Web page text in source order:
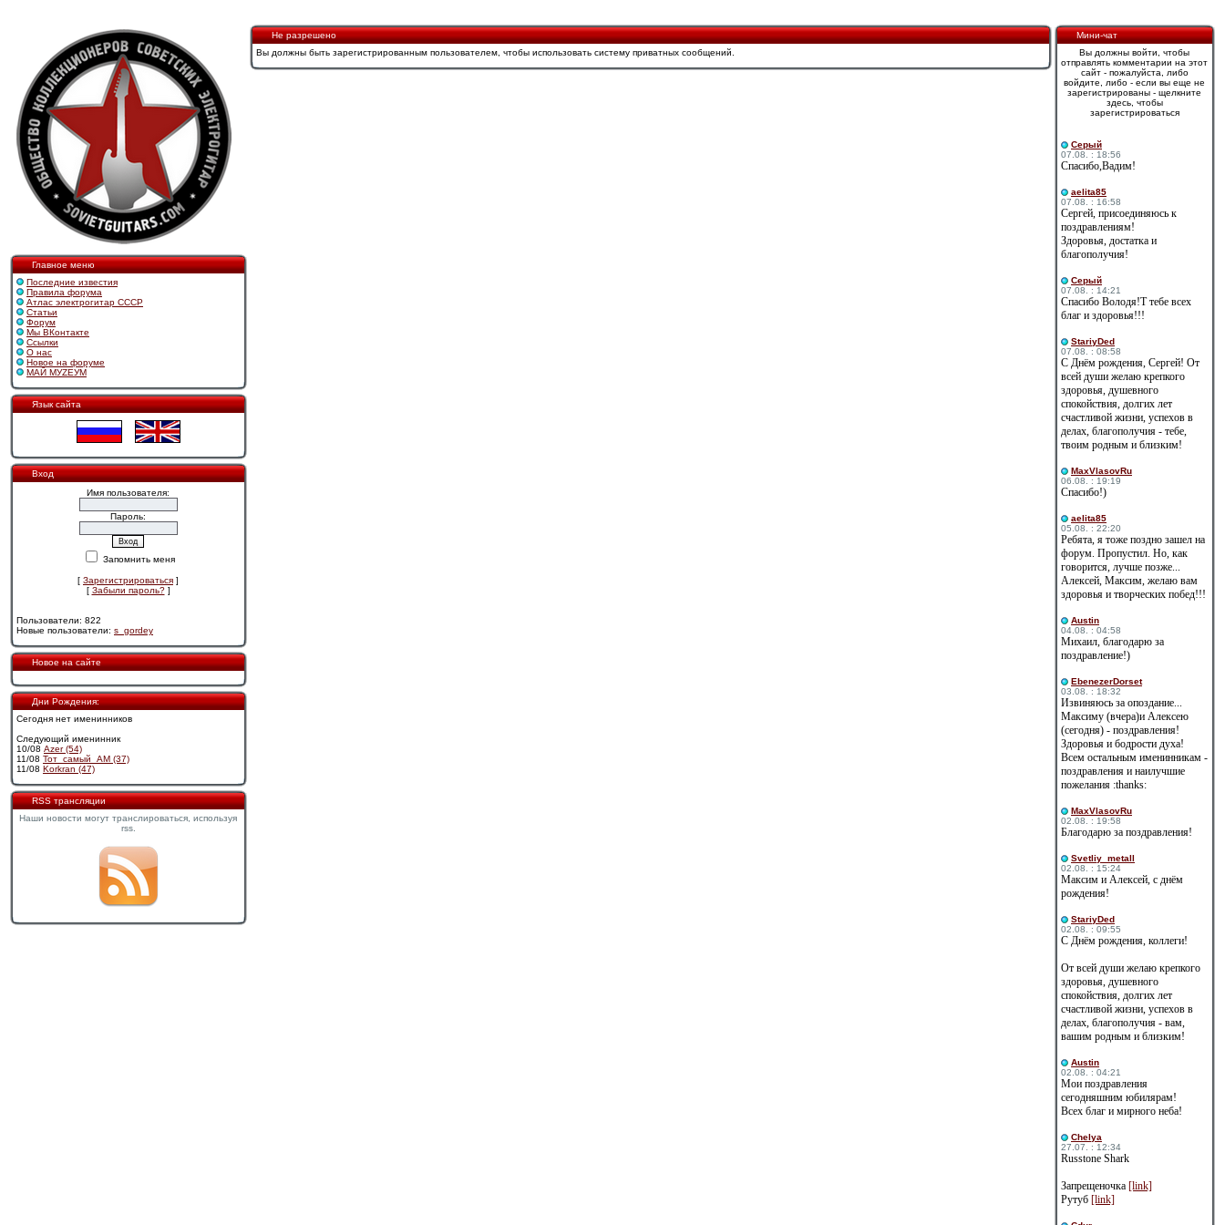
Главное меню
Последние известия
Правила форума
Атлас электрогитар СССР
Статьи
Форум
Мы ВКонтакте
Ссылки
О нас
Новое на форуме
МАЙ МУZЕУМ
Язык сайта
Вход
Имя пользователя:
Пароль:
Запомнить меня
[ Зарегистрироваться ]
[ Забыли пароль?]
Пользователи: 822
Новые пользователи: s_gordey
Новое на сайте
Дни Рождения:
Сегодня нет именинников
Следующий именинник
10/08 Azer (54)
11/08 Тот_самый_АМ (37)
11/08 Korkran (47)
RSS трансляции
Наши новости могут транслироваться, используя
rss.
Не разрешено
Вы должны быть зарегистрированным пользователем, чтобы использовать систему приватных сообщений.
Мини-чат
Вы должны войти, чтобы
отправлять комментарии на этот
сайт - пожалуйста, либо
войдите, либо - если вы еще не
зарегистрированы - щелкните
здесь, чтобы
зарегистрироваться
Cерый
07.08. : 18:56
Спасибо,Вадим!
aelita85
07.08. : 16:58
Сергей, присоединяюсь к
поздравлениям!
Здоровья, достатка и
благополучия!
Cерый
07.08. : 14:21
Спасибо Володя!Т тебе всех
благ и здоровья!!!
StariyDed
07.08. : 08:58
С Днём рождения, Сергей! От
всей души желаю крепкого
здоровья, душевного
спокойствия, долгих лет
счастливой жизни, успехов в
делах, благополучия - тебе,
твоим родным и близким!
MaxVlasovRu
06.08. : 19:19
Спасибо!)
aelita85
05.08. : 22:20
Ребята, я тоже поздно зашел на
форум. Пропустил. Но, как
говорится, лучше позже...
Алексей, Максим, желаю вам
здоровья и творческих побед!!!
Austin
04.08. : 04:58
Михаил, благодарю за
поздравление!)
EbenezerDorset
03.08. : 18:32
Извиняюсь за опоздание...
Максиму (вчера)и Алексею
(сегодня) - поздравления!
Здоровья и бодрости духа!
Всем остальным именинникам -
поздравления и наилучшие
пожелания :thanks:
MaxVlasovRu
02.08. : 19:58
Благодарю за поздравления!
Svetliy_metall
02.08. : 15:24
Максим и Алексей, с днём
рождения!
StariyDed
02.08. : 09:55
С Днём рождения, коллеги!
От всей души желаю крепкого
здоровья, душевного
спокойствия, долгих лет
счастливой жизни, успехов в
делах, благополучия - вам,
вашим родным и близким!
Austin
02.08. : 04:21
Мои поздравления
сегодняшним юбилярам!
Всех благ и мирного неба!
Сhelya
27.07. : 12:34
Russtone Shark
Запрещеночка [link]
Рутуб [link]